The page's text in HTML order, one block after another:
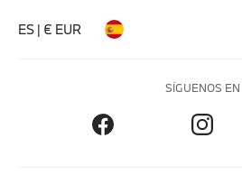
ES | € EUR
SÍGUENOS EN